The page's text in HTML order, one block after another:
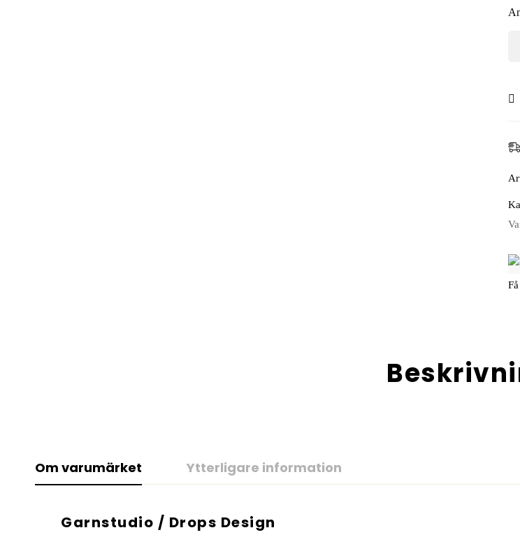
Om varumärket Ytterligare information
Garnstudio / Drops Design